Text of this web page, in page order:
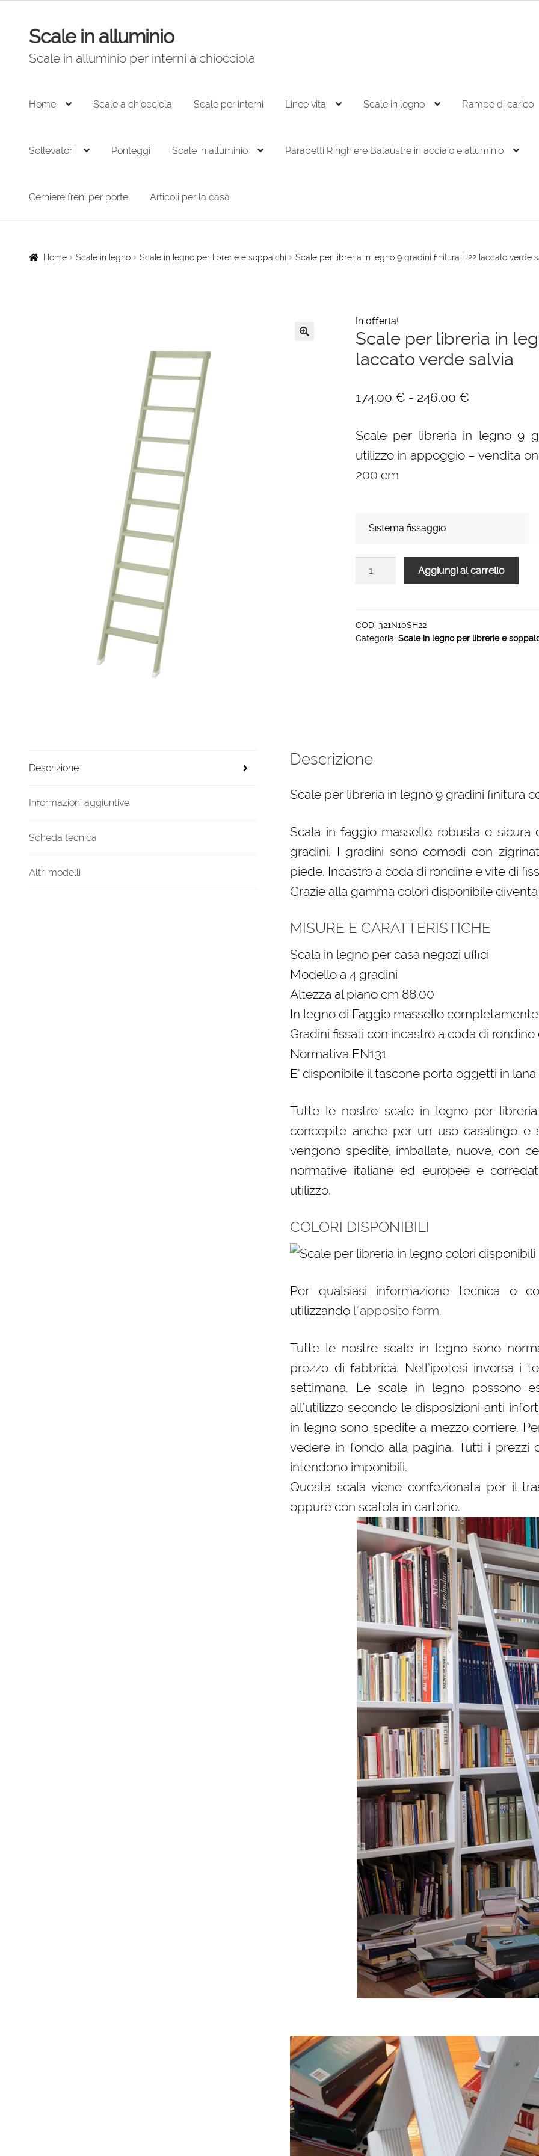
Vai
alla
navigazione
Vai
al
contenuto
Scale in alluminio
Scale in alluminio per interni a chiocciola
Home Scale a chiocciola Scale per interni Linee vita Scale in legno Rampe di carico
Sollevatori Ponteggi Scale in alluminio Parapetti Ringhiere Balaustre in acciaio e alluminio
Cerniere freni per porte Articoli per la casa
Home Scale in legno Scale in legno per librerie e soppalchi Scale per libreria in legno 9 gradini finitura H22 laccato verde
In offerta!
Scale per libreria in
laccato verde salvia
174,00 € - 246,00 €Fascia
prezzo:
da
Scale per libreria in legno 9
utilizzo in appoggio – vendita
200 cm
Sistema fissaggio
legno
9
Aggiungi al carrello
COD: 321N10SH22
Categoria: Scale in legno per librerie e
Descrizione
Informazioni aggiuntive
Scheda tecnica
Altri modelli
Descrizione
Scale per libreria in legno 9 gradini finitura
Scala in faggio massello robusta e
gradini. I gradini sono comodi con
piede. Incastro a coda di rondine e vite di
Grazie alla gamma colori disponibile
MISURE E CARATTERISTICHE
Scala in legno per casa negozi uffici
Modello a 4 gradini
Altezza al piano cm 88.00
In legno di Faggio massello
Gradini fissati con incastro a coda di
Normativa EN131
E’ disponibile il tascone porta oggetti in
Tutte le nostre scale in legno per
concepite anche per un uso casalingo e
vengono spedite, imballate, nuove, con
normative italiane ed europee e
utilizzo.
COLORI DISPONIBILI
Per qualsiasi informazione tecnica o
utilizzando l”apposito form.
Tutte le nostre scale in legno sono
prezzo di fabbrica. Nell’ipotesi inversa i
settimana. Le scale in legno possono
all’utilizzo secondo le disposizioni anti
in legno sono spedite a mezzo corriere.
vedere in fondo alla pagina. Tutti i prezzi
intendono imponibili.
Questa scala viene confezionata per il
oppure con scatola in cartone.
174,00 €
246,00 €